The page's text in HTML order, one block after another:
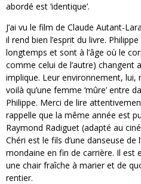
abordé est ‘identique’.
J’ai vu le film de Claude Autant-
il rend bien l’esprit du livre.
longtemps et sont à l’âge où le
comme celui de l’autre) changent
implique. Leur environnement,
voilà qu’une femme ‘mûre’ entre
Philippe. Merci de lire
rappelle que la même année est
Raymond Radiguet (adapté au
Chéri est le fils d’une danseuse de
mondaine en fin de carrière. Il est
une chair fraîche à marier et de
rentier.